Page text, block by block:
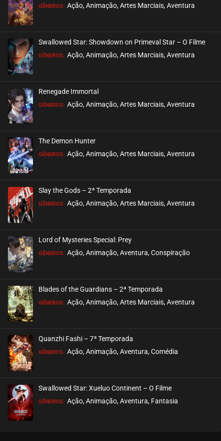
GÊNEROS: Ação, Animação, Artes Marciais, Aventura
Swallowed Star: Showdown on Primeval Star – O Filme
GÊNEROS: Ação, Animação, Artes Marciais, Aventura
Renegade Immortal
GÊNEROS: Ação, Animação, Artes Marciais, Aventura
The Demon Hunter
GÊNEROS: Ação, Animação, Artes Marciais, Aventura
Slay the Gods – 2ª Temporada
GÊNEROS: Ação, Animação, Artes Marciais, Aventura
Lord of Mysteries Special: Prey
GÊNEROS: Ação, Animação, Aventura, Conspiração
Blades of the Guardians – 2ª Temporada
GÊNEROS: Ação, Animação, Artes Marciais, Aventura
Quanzhi Fashi – 7ª Temporada
GÊNEROS: Ação, Animação, Aventura, Comédia
Swallowed Star: Xueluo Continent – O Filme
GÊNEROS: Ação, Animação, Aventura, Fantasia